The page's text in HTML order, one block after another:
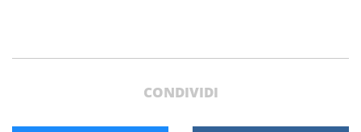
CONDIVIDI